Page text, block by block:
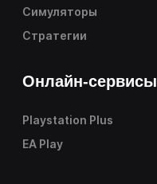
Симуляторы
Стратегии
Онлайн-сервисы
Playstation Plus
EA Play